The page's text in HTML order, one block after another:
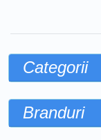
Categorii
Branduri